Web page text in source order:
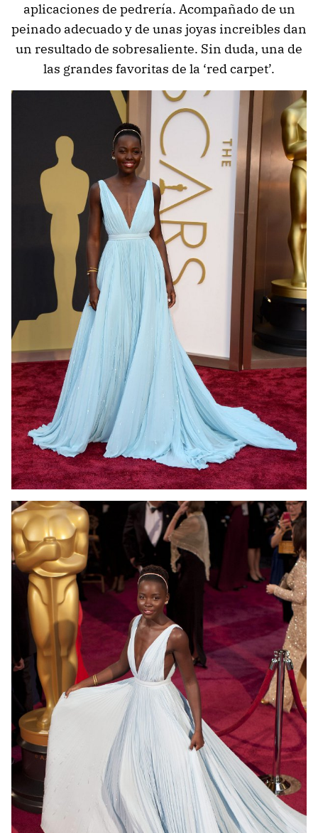
aplicaciones de pedrería. Acompañado de un
peinado adecuado y de unas joyas increibles dan
un resultado de sobresaliente. Sin duda, una de
las grandes favoritas de la ‘red carpet’.